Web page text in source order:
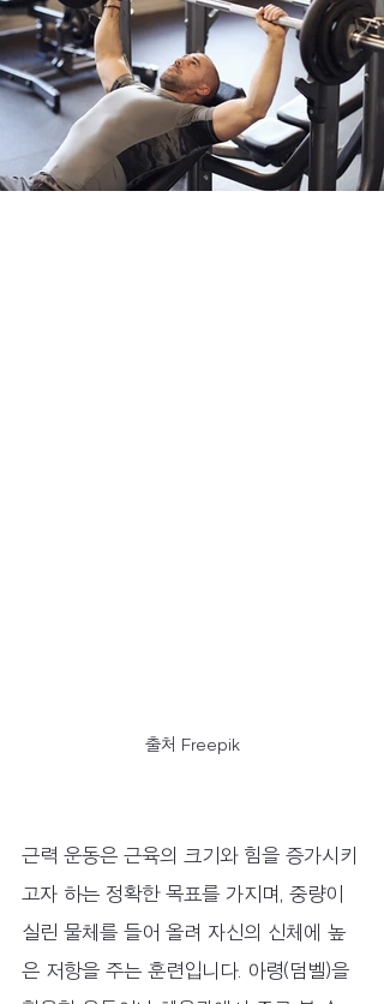
출처 Freepik
근력 운동은 근육의 크기와 힘을 증가시키
고자 하는 정확한 목표를 가지며, 중량이
실린 물체를 들어 올려 자신의 신체에 높
은 저항을 주는 훈련입니다. 아령(덤벨)을